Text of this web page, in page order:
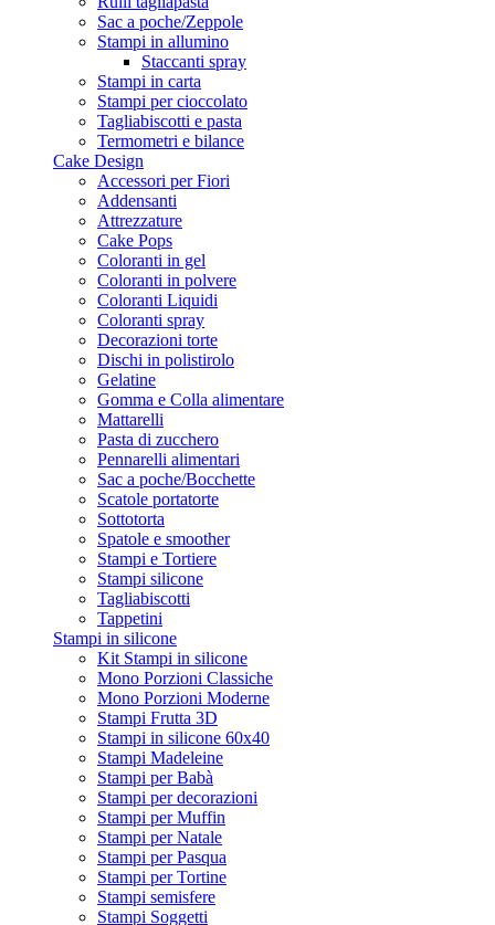
Sac a poche/Zeppole
Stampi in allumino
Staccanti spray
Stampi in carta
Stampi per cioccolato
Tagliabiscotti e pasta
Termometri e bilance
Cake Design
Accessori per Fiori
Addensanti
Attrezzature
Cake Pops
Coloranti in gel
Coloranti in polvere
Coloranti Liquidi
Coloranti spray
Decorazioni torte
Dischi in polistirolo
Gelatine
Gomma e Colla alimentare
Mattarelli
Pasta di zucchero
Pennarelli alimentari
Sac a poche/Bocchette
Scatole portatorte
Sottotorta
Spatole e smoother
Stampi e Tortiere
Stampi silicone
Tagliabiscotti
Tappetini
Stampi in silicone
Kit Stampi in silicone
Mono Porzioni Classiche
Mono Porzioni Moderne
Stampi Frutta 3D
Stampi in silicone 60x40
Stampi Madeleine
Stampi per Babà
Stampi per decorazioni
Stampi per Muffin
Stampi per Natale
Stampi per Pasqua
Stampi per Tortine
Stampi semisfere
Stampi Soggetti